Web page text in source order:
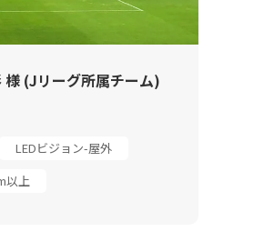
様 (Jリーグ所属チーム)
LEDビジョン-屋外
以上